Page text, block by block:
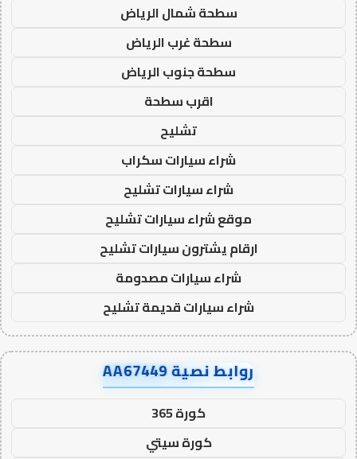
سطحة شمال الرياض
سطحة غرب الرياض
سطحة جنوب الرياض
اقرب سطحة
تشليح
شراء سيارات سكراب
شراء سيارات تشليح
موقع شراء سيارات تشليح
ارقام يشترون سيارات تشليح
شراء سيارات مصدومة
شراء سيارات قديمة تشليح
روابط نصية AA67449
كورة 365
كورة سيتي